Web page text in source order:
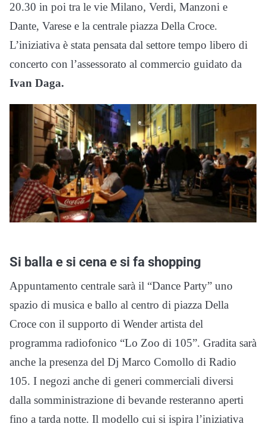
20.30 in poi tra le vie Milano, Verdi, Manzoni e
Dante, Varese e la centrale piazza Della Croce.
L’iniziativa è stata pensata dal settore tempo libero di
concerto con l’assessorato al commercio guidato da
Ivan Daga.
Si balla e si cena e si fa shopping
Appuntamento centrale sarà il “Dance Party” uno
spazio di musica e ballo al centro di piazza Della
Croce con il supporto di Wender artista del
programma radiofonico “Lo Zoo di 105”. Gradita sarà
anche la presenza del Dj Marco Comollo di Radio
105. I negozi anche di generi commerciali diversi
dalla somministrazione di bevande resteranno aperti
fino a tarda notte. Il modello cui si ispira l’iniziativa